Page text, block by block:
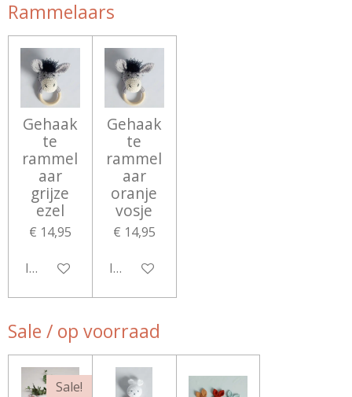
Rammelaars
Gehaak
te
rammel
aar
grijze
ezel
€ 14,95
In winkelwagen
Gehaak
te
rammel
aar
oranje
vosje
€ 14,95
In winkelwagen
Sale / op voorraad
Sale!